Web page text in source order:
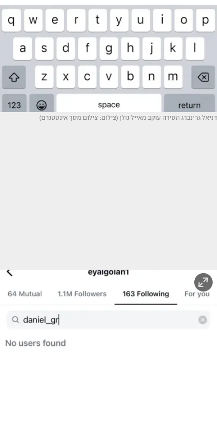
דניאל גרינברג הסירה עוקב מאייל גולן (צילום: צילום מסך אינסטגרם)